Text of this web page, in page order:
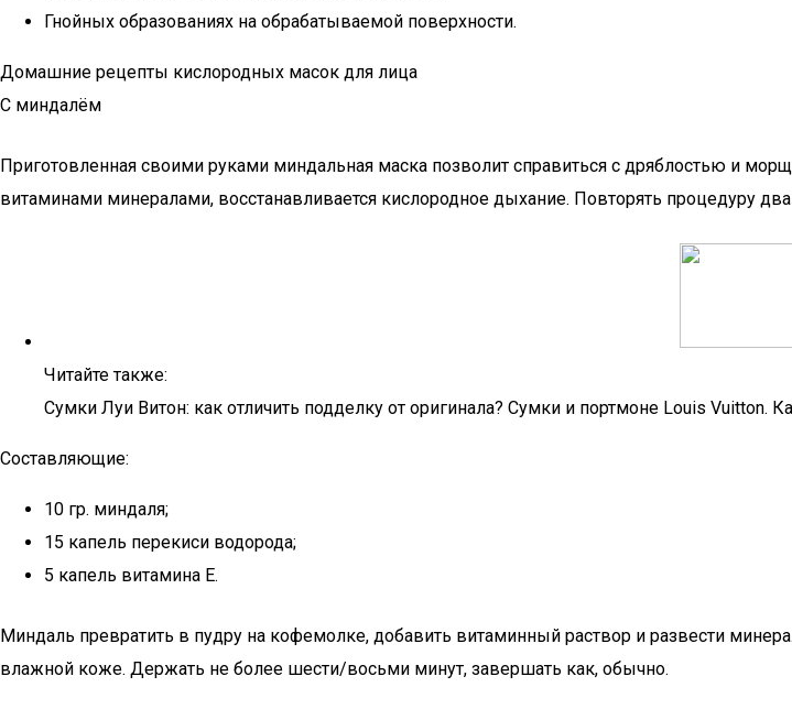
Гнойных образованиях на обрабатываемой поверхности.
Домашние рецепты кислородных масок для лица
С миндалём
Приготовленная своими руками миндальная маска позволит справиться с дряблостью и
витаминами минералами, восстанавливается кислородное дыхание. Повторять процедуру
Читайте также:
Сумки Луи Витон: как отличить подделку от оригинала? Сумки и портмоне Louis Vuitton.
Составляющие:
10 гр. миндаля;
15 капель перекиси водорода;
5 капель витамина Е.
Миндаль превратить в пудру на кофемолке, добавить витаминный раствор и развести
влажной коже. Держать не более шести/восьми минут, завершать как, обычно.